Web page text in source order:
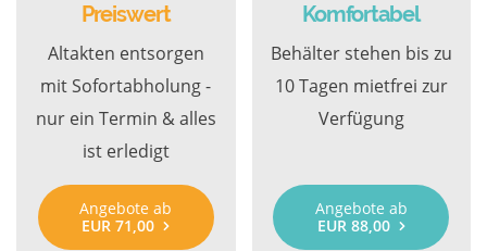
Preiswert
Altakten entsorgen
mit Sofortabholung -
nur ein Termin & alles
ist erledigt
Angebote ab
EUR 71,00
Komfortabel
Behälter stehen bis zu
10 Tagen mietfrei zur
Verfügung
Angebote ab
EUR 88,00